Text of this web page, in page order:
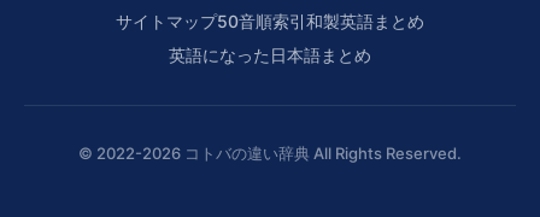
サイトマップ50音順索引和製英語まとめ
英語になった日本語まとめ
© 2022-2026 コトバの違い辞典 All Rights Reserved.